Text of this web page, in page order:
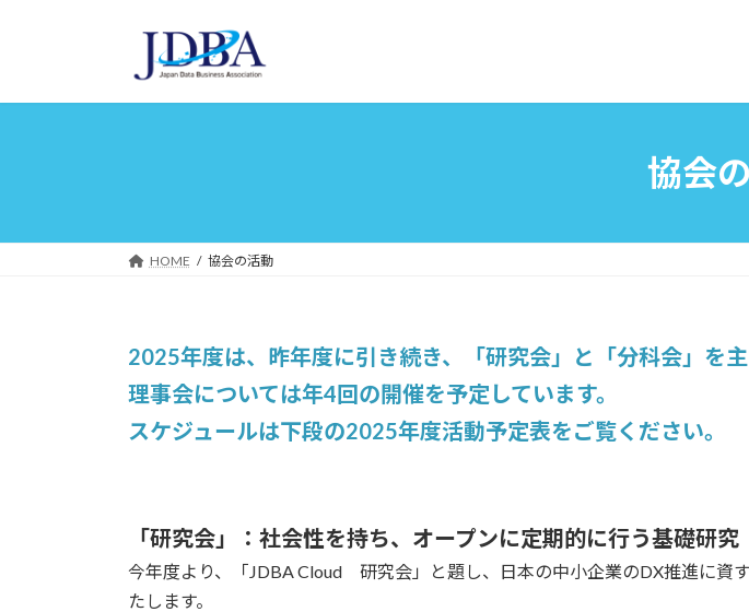
プ
動
協会
HOME 協会の活動
2025年度は、昨年度に引き続き、「研究会」と「分科会」を
理事会については年4回の開催を予定しています。
スケジュールは下段の2025年度活動予定表をご覧ください。
「研究会」：社会性を持ち、オープンに定期的に行う基礎研究
今年度より、「JDBA Cloud 研究会」と題し、日本の中小企業のDX推進に資
たします。